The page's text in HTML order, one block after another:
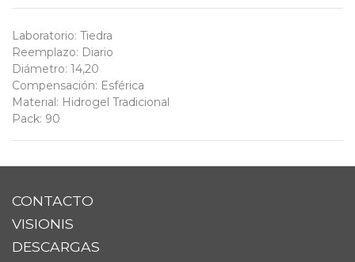
Laboratorio: Tiedra
Reemplazo: Diario
Diámetro: 14,20
Compensación: Esférica
Material: Hidrogel Tradicional
Pack: 90
CONTACTO
VISIONIS
DESCARGAS